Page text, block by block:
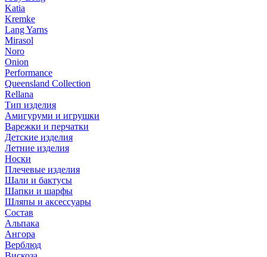
Katia
Kremke
Lang Yarns
Mirasol
Noro
Onion
Performance
Queensland Collection
Rellana
Тип изделия
Амигуруми и игрушки
Варежки и перчатки
Детские изделия
Летние изделия
Носки
Плечевые изделия
Шали и бактусы
Шапки и шарфы
Шляпы и аксессуары
Состав
Альпака
Ангора
Верблюд